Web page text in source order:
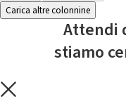
Carica altre colonnine
Attendi
stiamo